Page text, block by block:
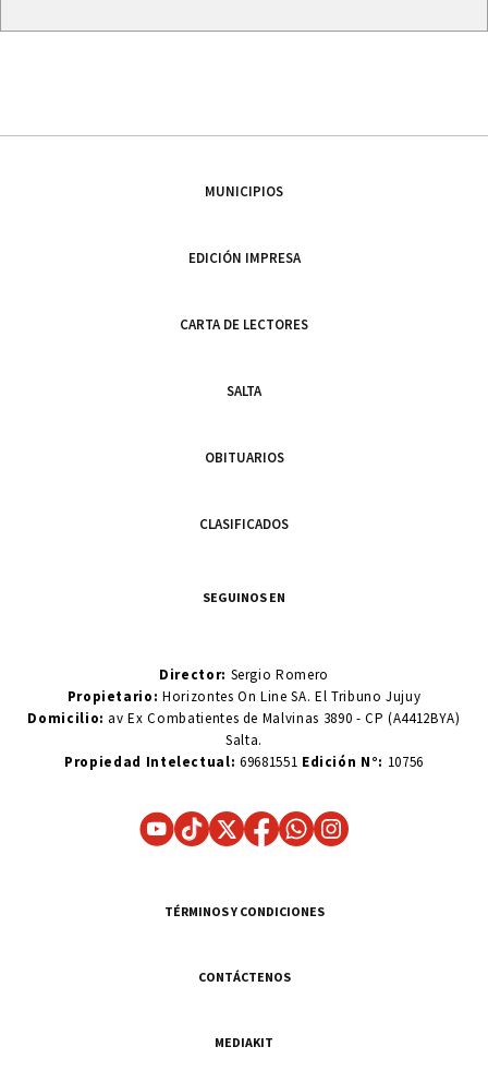
MUNICIPIOS
EDICIÓN IMPRESA
CARTA DE LECTORES
SALTA
OBITUARIOS
CLASIFICADOS
SEGUINOS EN
Director: Sergio Romero
Propietario:Horizontes On Line SA. El Tribuno Jujuy
Domicilio: av Ex Combatientes de Malvinas 3890 - CP (A4412BYA)
Salta.
Propiedad Intelectual: 69681551 Edición N°: 10756
TÉRMINOS Y CONDICIONES
CONTÁCTENOS
MEDIAKIT